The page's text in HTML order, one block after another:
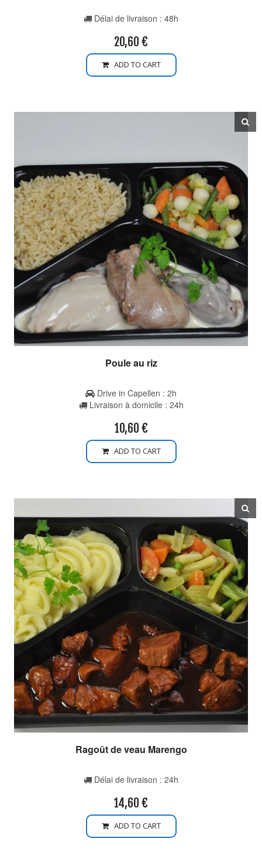
Délai de livraison : 48h
20,60 €
ADD TO CART
Poule au riz
Drive in Capellen : 2h
Livraison à domicile : 24h
10,60 €
ADD TO CART
Ragoût de veau Marengo
Délai de livraison : 24h
14,60 €
ADD TO CART